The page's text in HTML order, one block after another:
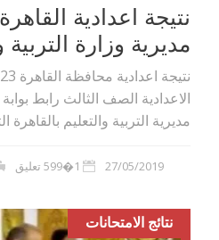
مديرية وزارة التربية
الاعدادية الصف الثالث رابط بوابة
مديرية التربية والتعليم بالقاهرة
27/05/2019 1�599 تعليق
نتائج الامتحانات